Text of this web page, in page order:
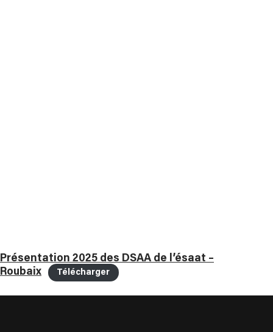
Présentation 2025 des DSAA de l’ésaat –
Roubaix
Télécharger